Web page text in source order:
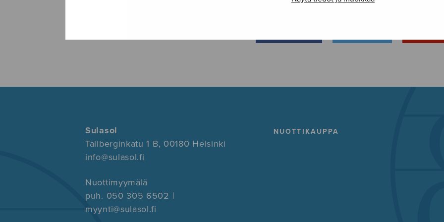
Sulasol
Tallberginkatu 1 B, 00180 Helsinki
info@sulasol.fi
Nuottimyymälä
puh. 050 305 6502 |
myynti@sulasol.fi
NUOTTIKAUPPA